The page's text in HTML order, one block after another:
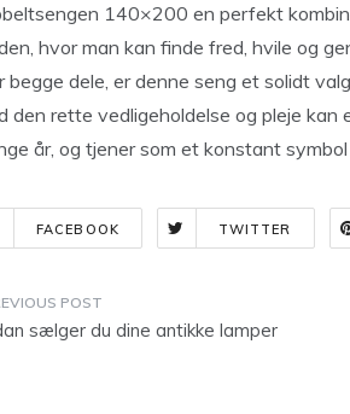
140×200 en perfekt
hvor man kan finde fred, hvile og
begge dele, er denne seng et solidt
den rette vedligeholdelse og pleje
år, og tjener som et konstant
FACEBOOK TWITTER
sælger du dine antikke lamper